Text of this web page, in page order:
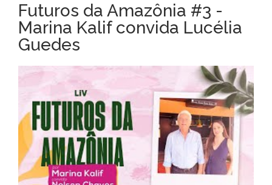
Futuros da Amazônia #3 -
Marina Kalif convida Lucélia
Guedes